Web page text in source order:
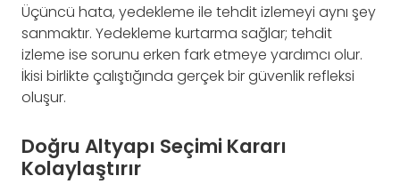
Üçüncü hata, yedekleme ile tehdit izlemeyi aynı şey
sanmaktır. Yedekleme kurtarma sağlar; tehdit
izleme ise sorunu erken fark etmeye yardımcı olur.
İkisi birlikte çalıştığında gerçek bir güvenlik refleksi
oluşur.
Doğru Altyapı Seçimi Kararı
Kolaylaştırır